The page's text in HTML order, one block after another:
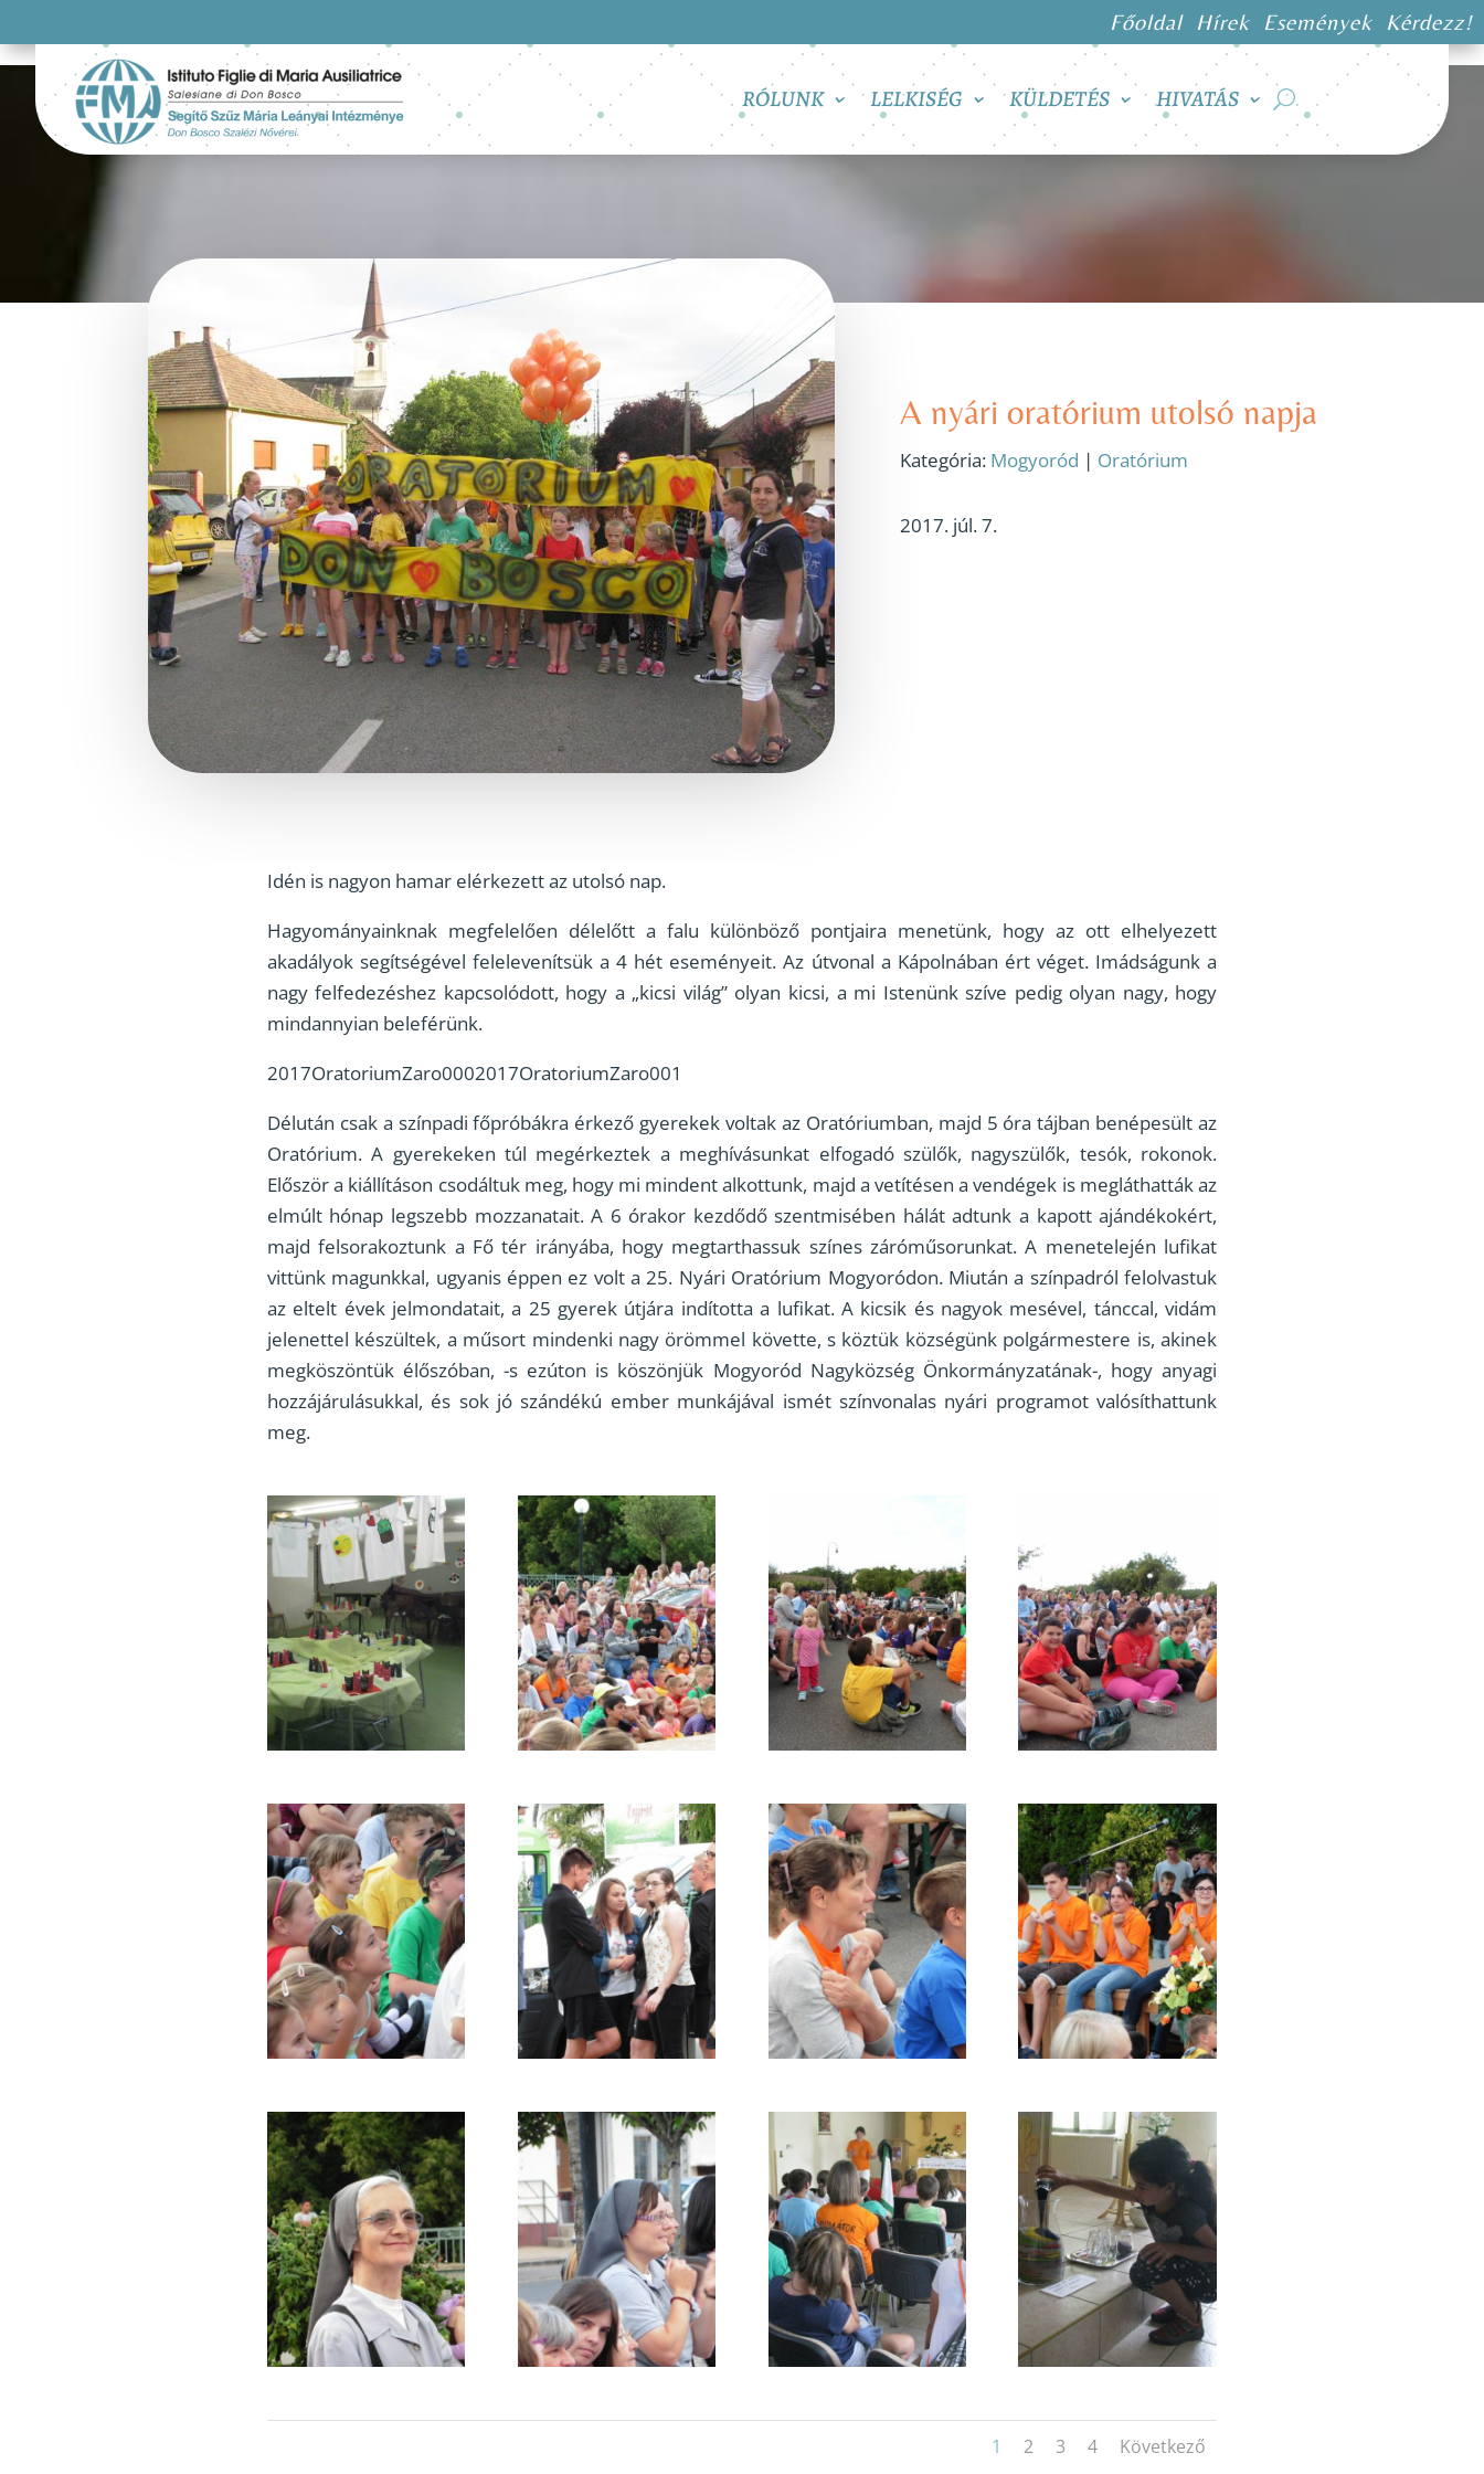
Főoldal Hírek Események Kérdezz!
RÓLUNK LELKISÉG KÜLDETÉS HIVATÁS
A nyári oratórium utolsó napja
Kategória: Mogyoród | Oratórium
2017. júl. 7.
Idén is nagyon hamar elérkezett az utolsó nap.
Hagyományainknak megfelelően délelőtt a falu különböző pontjaira menetünk, hogy az ott elhelyezett
akadályok segítségével felelevenítsük a 4 hét eseményeit. Az útvonal a Kápolnában ért véget. Imádságunk a
nagy felfedezéshez kapcsolódott, hogy a „kicsi világ” olyan kicsi, a mi Istenünk szíve pedig olyan nagy, hogy
mindannyian beleférünk.
2017OratoriumZaro0002017OratoriumZaro001
Délután csak a színpadi főpróbákra érkező gyerekek voltak az Oratóriumban, majd 5 óra tájban benépesült az
Oratórium. A gyerekeken túl megérkeztek a meghívásunkat elfogadó szülők, nagyszülők, tesók, rokonok.
Először a kiállításon csodáltuk meg, hogy mi mindent alkottunk, majd a vetítésen a vendégek is megláthatták az
elmúlt hónap legszebb mozzanatait. A 6 órakor kezdődő szentmisében hálát adtunk a kapott ajándékokért,
majd felsorakoztunk a Fő tér irányába, hogy megtarthassuk színes záróműsorunkat. A menetelején lufikat
vittünk magunkkal, ugyanis éppen ez volt a 25. Nyári Oratórium Mogyoródon. Miután a színpadról felolvastuk
az eltelt évek jelmondatait, a 25 gyerek útjára indította a lufikat. A kicsik és nagyok mesével, tánccal, vidám
jelenettel készültek, a műsort mindenki nagy örömmel követte, s köztük községünk polgármestere is, akinek
megköszöntük élőszóban, -s ezúton is köszönjük Mogyoród Nagyközség Önkormányzatának-, hogy anyagi
hozzájárulásukkal, és sok jó szándékú ember munkájával ismét színvonalas nyári programot valósíthattunk
meg.
1 2 3 4 Következő